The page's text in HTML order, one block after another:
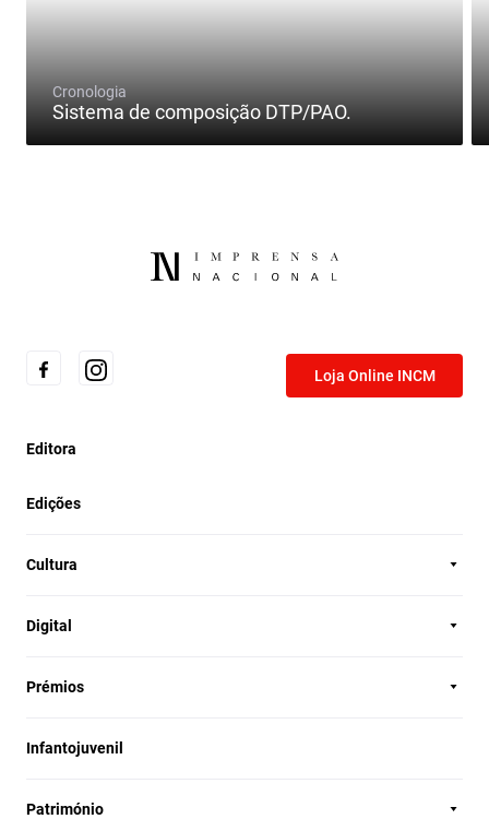
Cronologia
Sistema de composição DTP/PAO.
Loja Online INCM
Editora
Edições
Cultura
Digital
Prémios
Infantojuvenil
Património